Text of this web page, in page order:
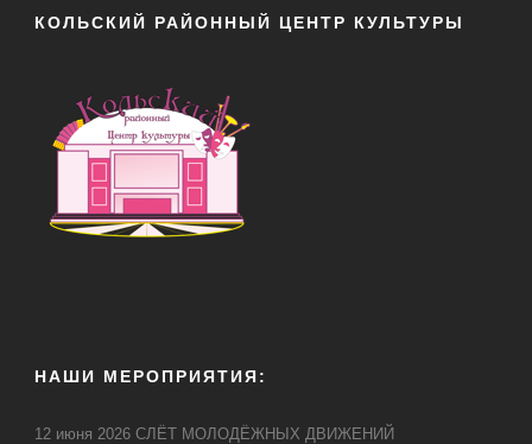
КОЛЬСКИЙ РАЙОННЫЙ ЦЕНТР КУЛЬТУРЫ
НАШИ МЕРОПРИЯТИЯ:
12 июня 2026 СЛЁТ МОЛОДЁЖНЫХ ДВИЖЕНИЙ